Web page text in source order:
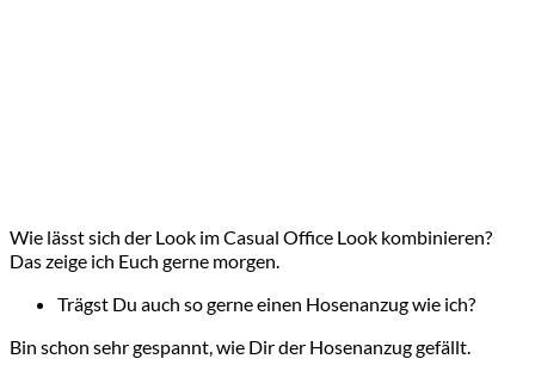
Wie lässt sich der Look im Casual Office Look kombinieren?
Das zeige ich Euch gerne morgen.
Trägst Du auch so gerne einen Hosenanzug wie ich?
Bin schon sehr gespannt, wie Dir der Hosenanzug gefällt.